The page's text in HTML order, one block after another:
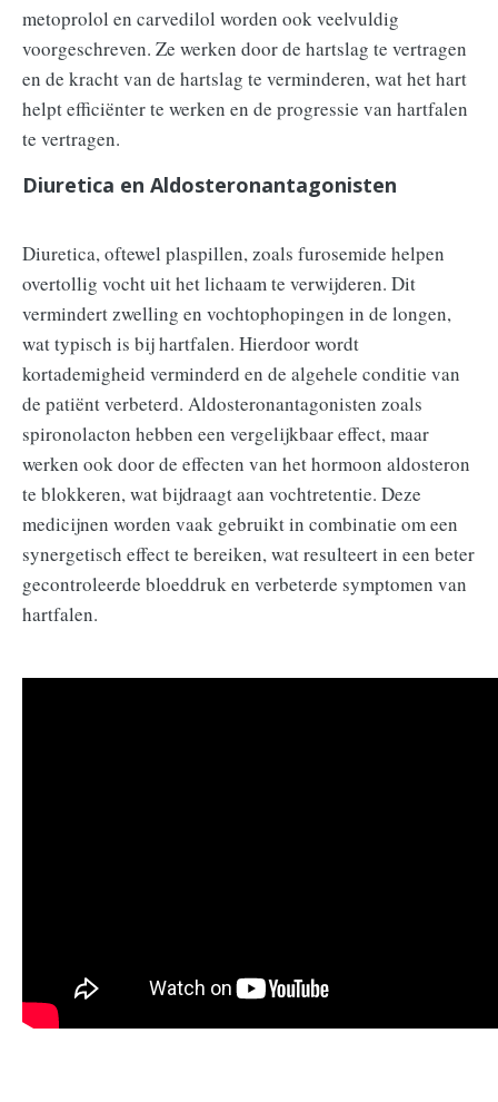
metoprolol en carvedilol worden ook veelvuldig
voorgeschreven. Ze werken door de hartslag te vertragen
en de kracht van de hartslag te verminderen, wat het hart
helpt efficiënter te werken en de progressie van hartfalen
te vertragen.
Diuretica en Aldosteronantagonisten
Diuretica, oftewel plaspillen, zoals furosemide helpen
overtollig vocht uit het lichaam te verwijderen. Dit
vermindert zwelling en vochtophopingen in de longen,
wat typisch is bij hartfalen. Hierdoor wordt
kortademigheid verminderd en de algehele conditie van
de patiënt verbeterd. Aldosteronantagonisten zoals
spironolacton hebben een vergelijkbaar effect, maar
werken ook door de effecten van het hormoon aldosteron
te blokkeren, wat bijdraagt aan vochtretentie. Deze
medicijnen worden vaak gebruikt in combinatie om een
synergetisch effect te bereiken, wat resulteert in een beter
gecontroleerde bloeddruk en verbeterde symptomen van
hartfalen.